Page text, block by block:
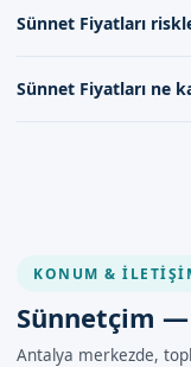
komplikasyon riski taşır.
formumuzu
gerçekleştirecektir.
Sünnet Fiyatları
kadromuz ile, oldukça
Sünnet Fiyatları ne
KONUM &
Sünnetçim
Antalya merkezde,